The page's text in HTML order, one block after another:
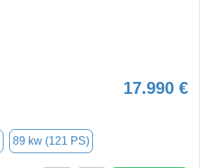
17.990 €
89 kw (121 PS)